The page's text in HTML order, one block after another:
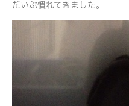
だいぶ慣れてきました。